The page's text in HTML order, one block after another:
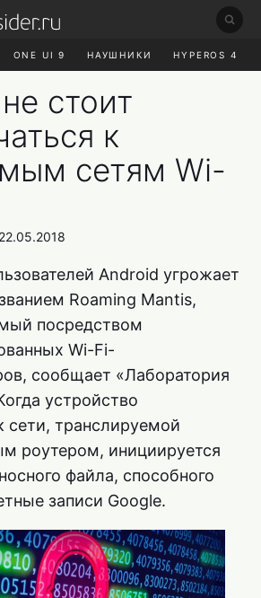
ONE UI 9 НАУШНИКИ HYPEROS 4
стоит
к
сетям Wi-
22.05.2018
Android угрожает
Roaming Mantis,
посредством
Wi-Fi-
сообщает «Лаборатория
устройство
сети, транслируемой
роутером, инициируется
файла, способного
записи Google.